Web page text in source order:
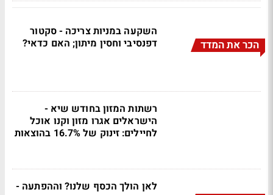
הכר את המדד
השקעה במניות צריכה - סקטור
דפנסיבי וחסין מיתון; האם כדאי?
רשתות המזון בחודש שיא -
הישראלים אגרו מזון וקנו אוכל
לחיילים: זינוק של 16.7% בהוצאות
לאן הולך הכסף שלנו? וההפתעה -